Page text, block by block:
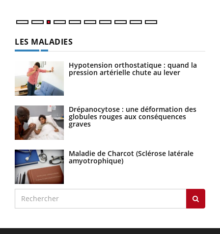
LES MALADIES
Hypotension orthostatique : quand la
pression artérielle chute au lever
Drépanocytose : une déformation des
globules rouges aux conséquences
graves
Maladie de Charcot (Sclérose latérale
amyotrophique)